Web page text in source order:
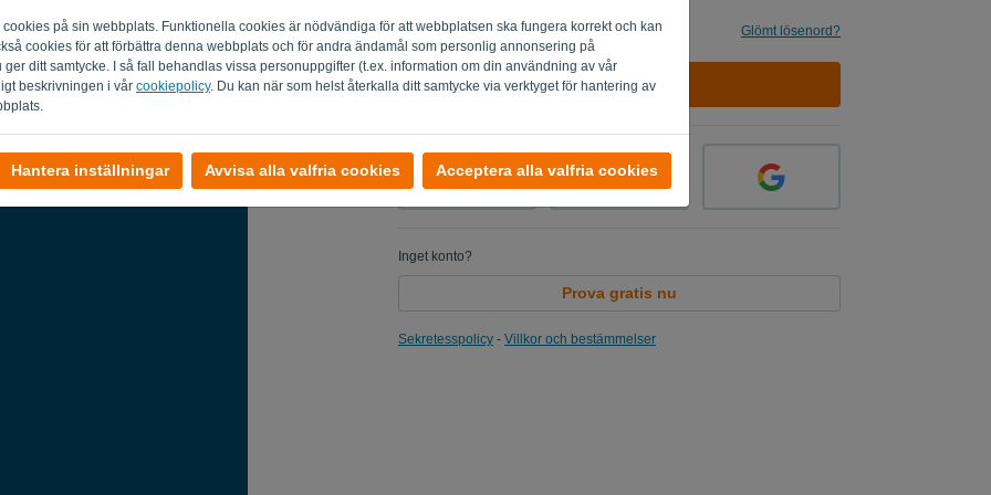
på sin webbplats. Funktionella cookies är nödvändiga för att webbplatsen ska fungera korrekt och kan
cookies för att förbättra denna webbplats och för andra ändamål som personlig annonsering på
ger ditt samtycke. I så fall behandlas vissa personuppgifter (t.ex. information om din användning av vår
beskrivningen i vår cookiepolicy. Du kan när som helst återkalla ditt samtycke via verktyget för hantering av
Hantera inställningar Avvisa alla valfria cookies Acceptera alla valfria cookies
Påminn mig Glömt lösenord?
LOGGA IN
Inget konto?
Prova gratis nu
Sekretesspolicy - Villkor och bestämmelser